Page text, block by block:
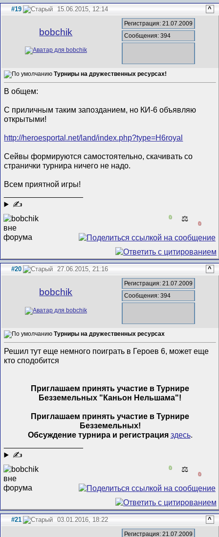
#19 15.06.2015, 12:14 ^
bobchik
Регистрация: 21.07.2009
Сообщения: 394
Турниры на дружественных ресурсах!
В общем:
С приличным таким запозданием, но КИ-6 объявляю
открытыми!
http://heroesportal.net/land/index.php?type=H6royal
Сейвы формируются самостоятельно, скачивать со
странички турнира ничего не надо.
Всем приятной игры!
✍
0 ⚖️
0
#20 27.06.2015, 21:16 ^
bobchik
Регистрация: 21.07.2009
Сообщения: 394
Турниры на дружественных ресурсах
Решил тут еще немного поиграть в Героев 6, может еще
кто сподобится
Приглашаем принять участие в Турнире
Безземельных "Каньон Нельшама"!
Приглашаем принять участие в Турнире
Безземельных!
Обсуждение турнира и регистрация здесь.
✍
0 ⚖️
0
#21 03.01.2016, 18:22 ^
Регистрация: 21.07.2009